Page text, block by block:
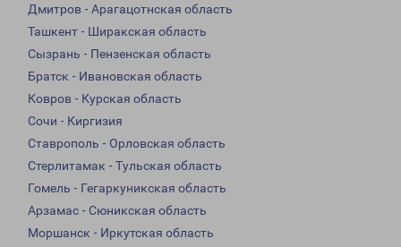
Дмитров - Арагацотнская область
Ташкент - Ширакская область
Сызрань - Пензенская область
Братск - Ивановская область
Ковров - Курская область
Сочи - Киргизия
Ставрополь - Орловская область
Стерлитамак - Тульская область
Гомель - Гегаркуникская область
Арзамас - Сюникская область
Моршанск - Иркутская область